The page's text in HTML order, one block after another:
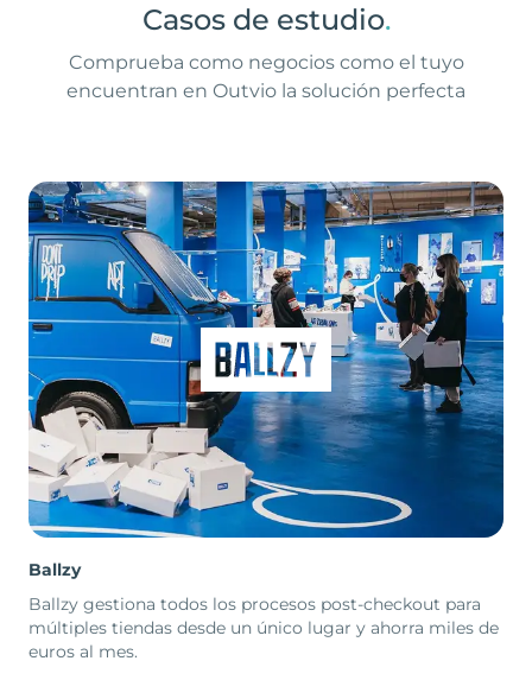
Casos de estudio.
Comprueba como negocios como el tuyo
encuentran en Outvio la solución perfecta
Ballzy
Ballzy gestiona todos los procesos post-checkout para
múltiples tiendas desde un único lugar y ahorra miles de
euros al mes.